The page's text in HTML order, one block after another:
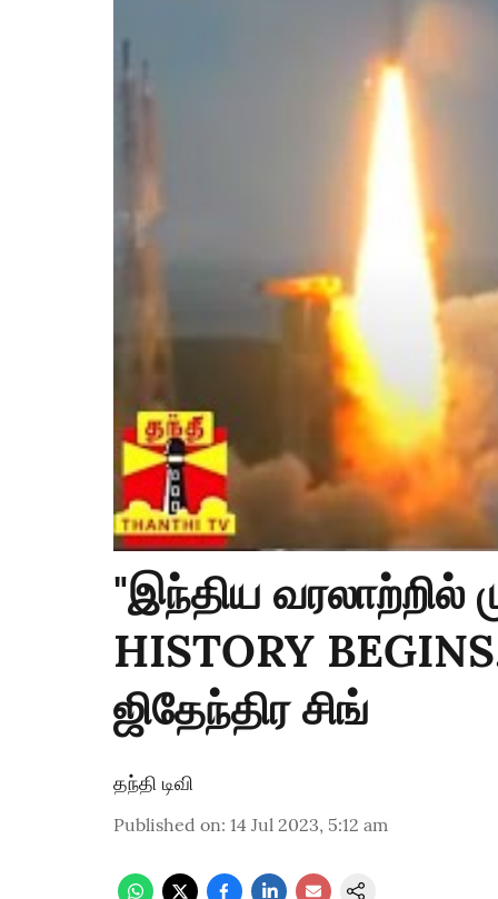
"இந்திய வரலாற்றில்
HISTORY
ஜிதேந்திர சிங்
தந்தி டிவி
Published on: 14 Jul 2023, 5:12 am